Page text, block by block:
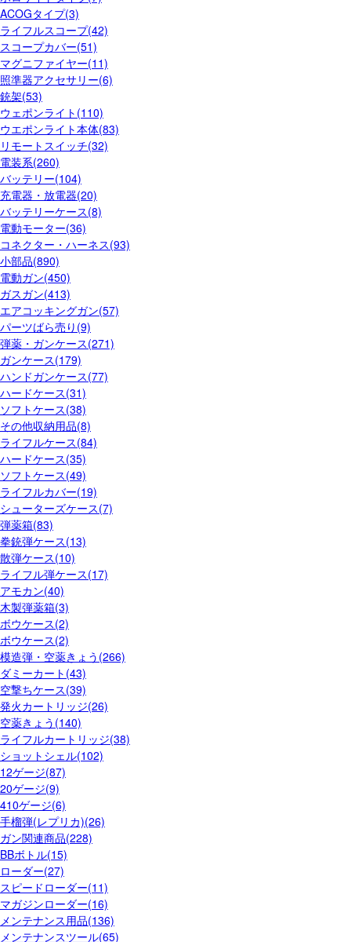
ACOGタイプ(3)
ライフルスコープ(42)
スコープカバー(51)
マグニファイヤー(11)
照準器アクセサリー(6)
銃架(53)
ウェポンライト(110)
ウエポンライト本体(83)
リモートスイッチ(32)
電装系(260)
バッテリー(104)
充電器・放電器(20)
バッテリーケース(8)
電動モーター(36)
コネクター・ハーネス(93)
小部品(890)
電動ガン(450)
ガスガン(413)
エアコッキングガン(57)
パーツばら売り(9)
弾薬・ガンケース(271)
ガンケース(179)
ハンドガンケース(77)
ハードケース(31)
ソフトケース(38)
その他収納用品(8)
ライフルケース(84)
ハードケース(35)
ソフトケース(49)
ライフルカバー(19)
シューターズケース(7)
弾薬箱(83)
拳銃弾ケース(13)
散弾ケース(10)
ライフル弾ケース(17)
アモカン(40)
木製弾薬箱(3)
ボウケース(2)
ボウケース(2)
模造弾・空薬きょう(266)
ダミーカート(43)
空撃ちケース(39)
発火カートリッジ(26)
空薬きょう(140)
ライフルカートリッジ(38)
ショットシェル(102)
12ゲージ(87)
20ゲージ(9)
410ゲージ(6)
手榴弾(レプリカ)(26)
ガン関連商品(228)
BBボトル(15)
ローダー(27)
スピードローダー(11)
マガジンローダー(16)
メンテナンス用品(136)
メンテナンスツール(65)